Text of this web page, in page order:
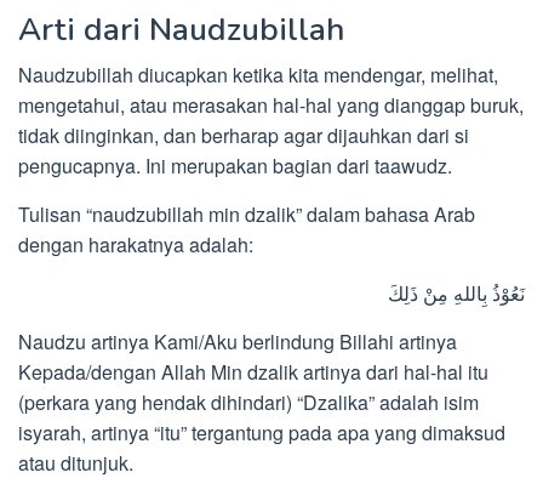
Arti dari Naudzubillah
Naudzubillah diucapkan ketika kita mendengar, melihat,
mengetahui, atau merasakan hal-hal yang dianggap buruk,
tidak diinginkan, dan berharap agar dijauhkan dari si
pengucapnya. Ini merupakan bagian dari taawudz.
Tulisan “naudzubillah min dzalik” dalam bahasa Arab
dengan harakatnya adalah:
نَعُوْذُ بِاللهِ مِنْ ذَلِكَ
Naudzu artinya Kami/Aku berlindung Billahi artinya
Kepada/dengan Allah Min dzalik artinya dari hal-hal itu
(perkara yang hendak dihindari) “Dzalika” adalah isim
isyarah, artinya “itu” tergantung pada apa yang dimaksud
atau ditunjuk.